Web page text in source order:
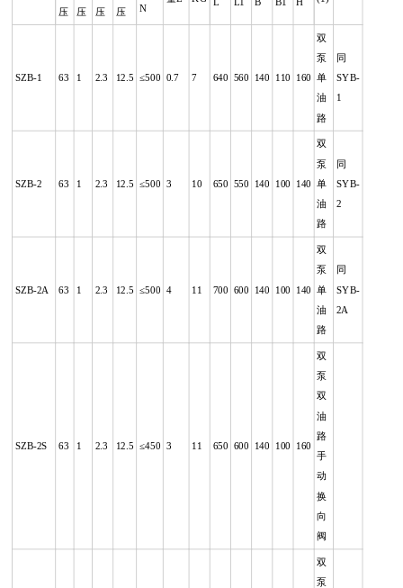
N
压 压 压 压
SZB-1 63 1 2.3 12.5 ≤500 0.7 7 640 560 140 110 160
双
泵
单
油
路
同
SYB-
1
SZB-2 63 1 2.3 12.5 ≤500 3 10 650 550 140 100 140
双
泵
单
油
路
同
SYB-
2
SZB-2A 63 1 2.3 12.5 ≤500 4 11 700 600 140 100 140
双
泵
单
油
路
同
SYB-
2A
SZB-2S 63 1 2.3 12.5 ≤450 3 11 650 600 140 100 160
双
泵
双
油
路
手
动
换
向
阀
双
泵